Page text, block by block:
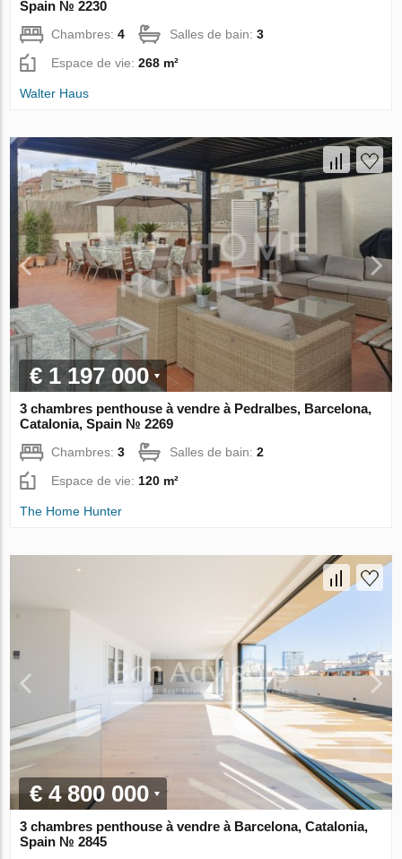
Spain № 2230
Chambres:4 Salles de bain:3
Espace de vie:268 m²
Walter Haus
€ 1 197 000
3 chambres penthouse à vendre à Pedralbes, Barcelona,
Catalonia, Spain № 2269
Chambres:3 Salles de bain:2
Espace de vie: 120 m²
The Home Hunter
€ 4 800 000
3 chambres penthouse à vendre à Barcelona, Catalonia,
Spain № 2845